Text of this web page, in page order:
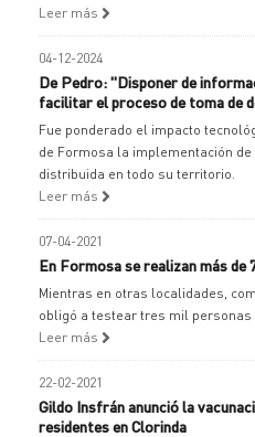
Leer más
04-12-2024
De Pedro: "Disponer de
facilitar el proceso de toma de
Fue ponderado el impacto
de Formosa la implementación
distribuida en todo su territorio.
Leer más
07-04-2021
En Formosa se realizan más de
Mientras en otras localidades,
obligó a testear tres mil personas
Leer más
22-02-2021
Gildo Insfrán anunció la
residentes en Clorinda